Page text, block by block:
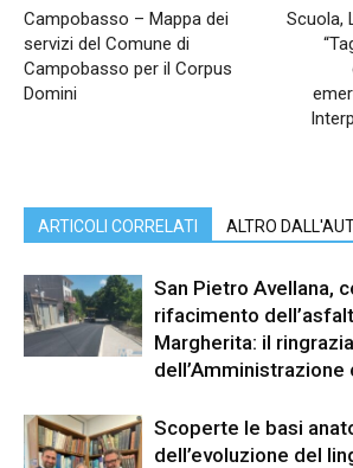
Campobasso – Mappa dei
servizi del Comune di
Campobasso per il Corpus
Domini
Scuola,
ARTICOLI CORRELATI ALTRO
San Pietro Avellana,
rifacimento
Margherita: il
dell’Amministrazione
Scoperte le basi
dell’evoluzione del